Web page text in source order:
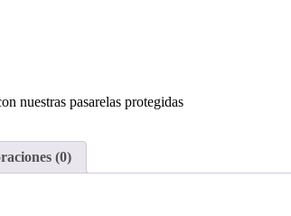
nuestras pasarelas protegidas
(0)